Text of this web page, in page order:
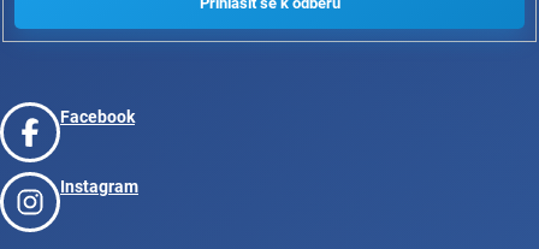
Facebook
Instagram